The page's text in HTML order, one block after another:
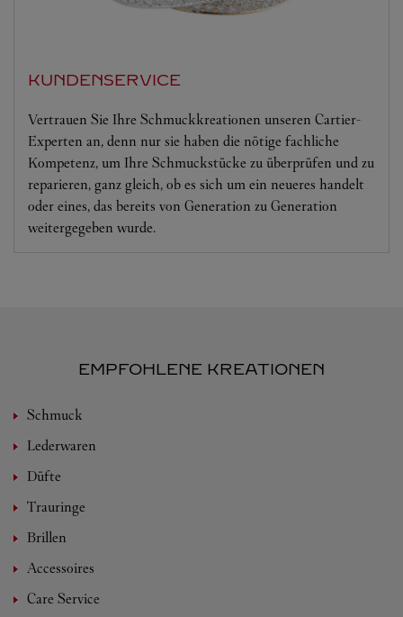
KUNDENSERVICE
Vertrauen Sie Ihre Schmuckkreationen unseren Cartier-
Experten an, denn nur sie haben die nötige fachliche
Kompetenz, um Ihre Schmuckstücke zu überprüfen und zu
reparieren, ganz gleich, ob es sich um ein neueres handelt
oder eines, das bereits von Generation zu Generation
weitergegeben wurde.
EMPFOHLENE KREATIONEN
Schmuck
Lederwaren
Düfte
Trauringe
Brillen
Accessoires
Care Service